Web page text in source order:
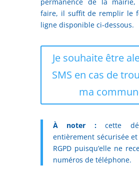
faire, il suffit de remplir le
ligne disponible ci-dessous.
Je souhaite être
SMS en cas de
ma
À noter :cette
entièrement sécurisée
RGPD puisqu’elle ne
numéros de téléphone.